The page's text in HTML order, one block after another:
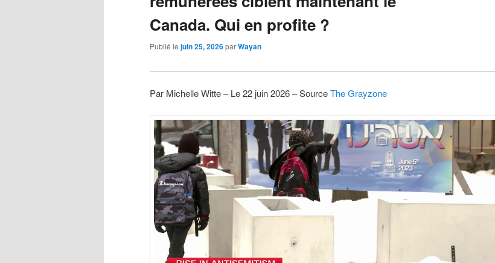
Canada. Qui en profite ?
Publié le juin 25, 2026parWayan
Par Michelle Witte – Le 22 juin 2026 – SourceThe Grayzone